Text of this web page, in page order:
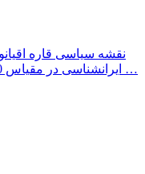
نقشه سیاسی قاره
ایرانشناسی در مقیاس 1:14.500.000 در اندازه 70*100 سانتی‌متر …